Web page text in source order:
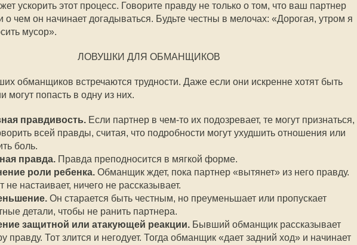
ускорить этот процесс. Говорите правду не только о том, что ваш партнер
о чем он начинает догадываться. Будьте честны в мелочах: «Дорогая, утром я
мусор».
ЛОВУШКИ ДЛЯ ОБМАНЩИКОВ
обманщиков встречаются трудности. Даже если они искренне хотят быть
могут попасть в одну из них.
правдивость. Если партнер в чем-то их подозревает, те могут признаться,
всей правды, считая, что подробности могут ухудшить отношения или
боль.
правда. Правда преподносится в мягкой форме.
роли ребенка. Обманщик ждет, пока партнер «вытянет» из него правду.
не настаивает, ничего не рассказывает.
Он старается быть честным, но преуменьшает или пропускает
детали, чтобы не ранить партнера.
защитной или атакующей реакции. Бывший обманщик рассказывает
правду. Тот злится и негодует. Тогда обманщик «дает задний ход» и начинает